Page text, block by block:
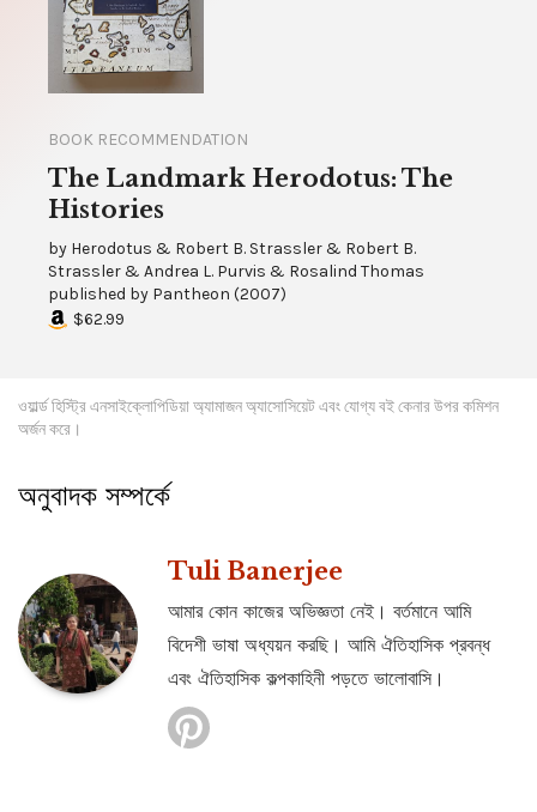
BOOK RECOMMENDATION
The Landmark Herodotus: The
Histories
by Herodotus & Robert B. Strassler & Robert B.
Strassler & Andrea L. Purvis & Rosalind Thomas
published by Pantheon (2007)
$62.99
ওয়ার্ল্ড হিস্ট্রি এনসাইক্লোপিডিয়া অ্যামাজন অ্যাসোসিয়েট এবং যোগ্য বই কেনার উপর কমিশন
অর্জন করে।
অনুবাদক সম্পর্কে
Tuli Banerjee
আমার কোন কাজের অভিজ্ঞতা নেই। বর্তমানে আমি
বিদেশী ভাষা অধ্যয়ন করছি। আমি ঐতিহাসিক প্রবন্ধ
এবং ঐতিহাসিক কল্পকাহিনী পড়তে ভালোবাসি।